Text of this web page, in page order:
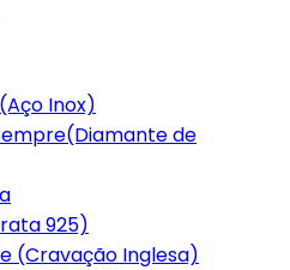
Inox)
de
925)
(Cravação Inglesa)